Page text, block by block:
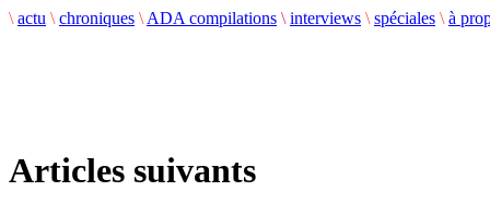
\ actu \ chroniques \ ADA compilations \ interviews \ spéciales \ à
Articles suivants